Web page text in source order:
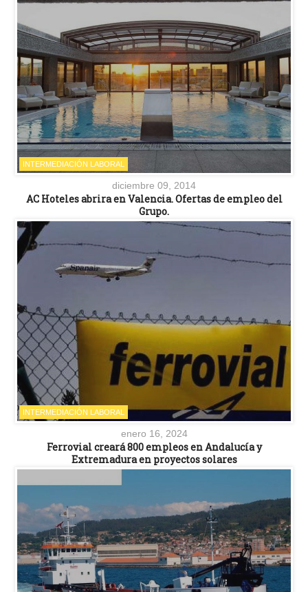
INTERMEDIACIÓN LABORAL
diciembre 09, 2014
AC Hoteles abrira en Valencia. Ofertas de empleo del
Grupo.
INTERMEDIACIÓN LABORAL
enero 16, 2024
Ferrovial creará 800 empleos en Andalucía y
Extremadura en proyectos solares